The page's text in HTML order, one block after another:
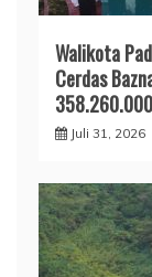
Walikota
Cerdas
358.260.000
Juli 31, 2026